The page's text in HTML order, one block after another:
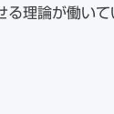
る理論が働いて